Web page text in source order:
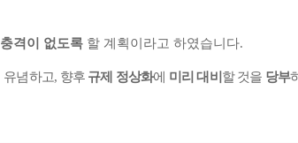
충격이 없도록 할 계획이라고 하였습니다.
유념하고, 향후 규제 정상화에 미리 대비 할 것을 당부